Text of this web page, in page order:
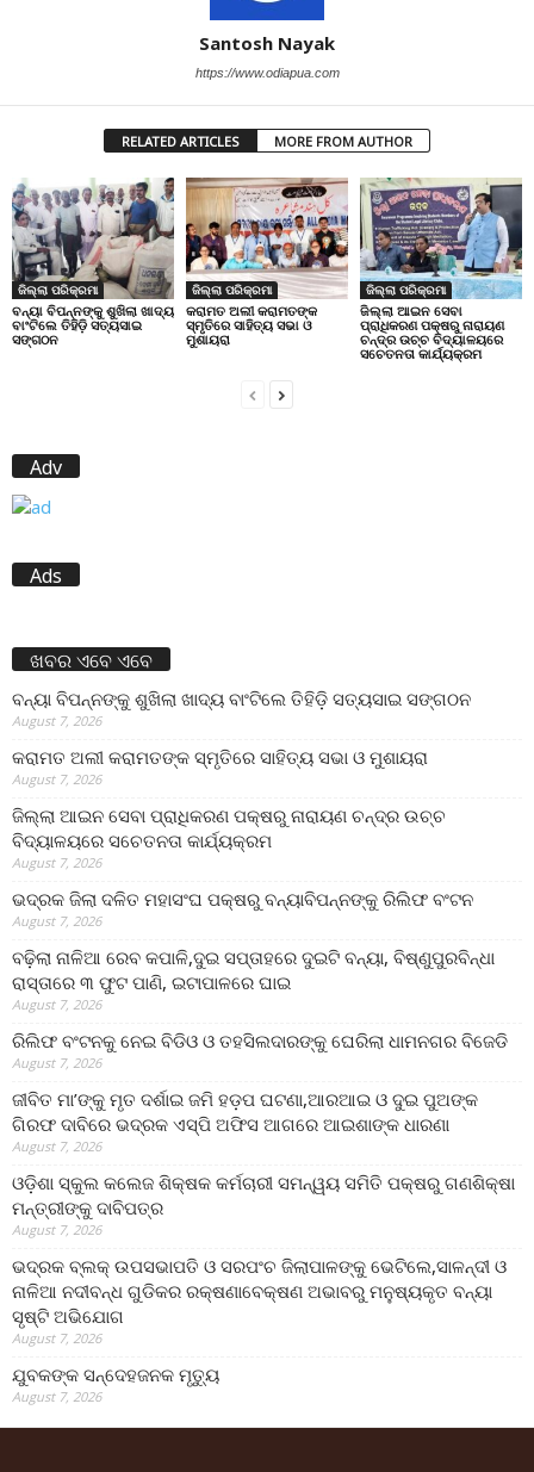
Santosh Nayak
https://www.odiapua.com
RELATED ARTICLES MORE FROM AUTHOR
ଜିଲ୍ଲା ପରିକ୍ରମା
ବନ୍ୟା ବିପନ୍ନଙ୍କୁ ଶୁଖିଲା ଖାଦ୍ୟ
ବାଂଟିଲେ ତିହିଡି଼ ସତ୍ୟସାଇ
ସଙ୍ଗଠନ
ଜିଲ୍ଲା ପରିକ୍ରମା
କରାମତ ଅଲୀ କରାମତଙ୍କ
ସ୍ମୃତିରେ ସାହିତ୍ୟ ସଭା ଓ
ମୁଶାୟରା
ଜିଲ୍ଲା ପରିକ୍ରମା
ଜିଲ୍ଲା ଆଇନ ସେବା
ପ୍ରାଧିକରଣ ପକ୍ଷରୁ ନାରାୟଣ
ଚନ୍ଦ୍ର ଉଚ୍ଚ ବିଦ୍ୟାଳୟରେ
ସଚେତନତା କାର୍ଯ୍ୟକ୍ରମ
Adv
Ads
ଖବର ଏବେ ଏବେ
ବନ୍ୟା ବିପନ୍ନଙ୍କୁ ଶୁଖିଲା ଖାଦ୍ୟ ବାଂଟିଲେ ତିହିଡି଼ ସତ୍ୟସାଇ ସଙ୍ଗଠନ
August 7, 2026
କରାମତ ଅଲୀ କରାମତଙ୍କ ସ୍ମୃତିରେ ସାହିତ୍ୟ ସଭା ଓ ମୁଶାୟରା
August 7, 2026
ଜିଲ୍ଲା ଆଇନ ସେବା ପ୍ରାଧିକରଣ ପକ୍ଷରୁ ନାରାୟଣ ଚନ୍ଦ୍ର ଉଚ୍ଚ
ବିଦ୍ୟାଳୟରେ ସଚେତନତା କାର୍ଯ୍ୟକ୍ରମ
August 7, 2026
ଭଦ୍ରକ ଜିଲା ଦଳିତ ମହାସଂଘ ପକ୍ଷରୁ ବନ୍ୟାବିପନ୍ନଙ୍କୁ ରିଲିଫ ବଂଟନ
August 7, 2026
ବଢ଼ିଲା ନାଳିଆ ରେବ କପାଳି,ଦୁଇ ସପ୍ତାହରେ ଦୁଇଟି ବନ୍ୟା, ବିଷ୍ଣୁପୁରବିନ୍ଧା
ରାସ୍ତାରେ ୩ ଫୁଟ ପାଣି, ଇଟାପାଳରେ ଘାଇ
August 7, 2026
ରିଲିଫ ବଂଟନକୁ ନେଇ ବିଡିଓ ଓ ତହସିଲଦାରଙ୍କୁ ଘେରିଲା ଧାମନଗର ବିଜେଡି
August 7, 2026
ଜୀବିତ ମା’ଙ୍କୁ ମୃତ ଦର୍ଶାଇ ଜମି ହଡ଼ପ ଘଟଣା,ଆରଆଇ ଓ ଦୁଇ ପୁଅଙ୍କ
ଗିରଫ ଦାବିରେ ଭଦ୍ରକ ଏସ୍‌ପି ଅଫିସ ଆଗରେ ଆଇଶାଙ୍କ ଧାରଣା
August 7, 2026
ଓଡ଼ିଶା ସ୍କୁଲ କଲେଜ ଶିକ୍ଷକ କର୍ମଚାରୀ ସମନ୍ୱୟ ସମିତି ପକ୍ଷରୁ ଗଣଶିକ୍ଷା
ମନ୍ତ୍ରୀଙ୍କୁ ଦାବିପତ୍ର
August 7, 2026
ଭଦ୍ରକ ବ୍ଲକ୍ ଉପସଭାପତି ଓ ସରପଂଚ ଜିଲାପାଳଙ୍କୁ ଭେଟିଲେ,ସାଳନ୍ଦୀ ଓ
ନାଳିଆ ନଦୀବନ୍ଧ ଗୁଡିକର ରକ୍ଷଣାବେକ୍ଷଣ ଅଭାବରୁ ମନୁଷ୍ୟକୃତ ବନ୍ୟା
ସୃଷ୍ଟି ଅଭିଯୋଗ
August 7, 2026
ଯୁବକଙ୍କ ସନ୍ଦେହଜନକ ମୃତ୍ୟୁ
August 7, 2026